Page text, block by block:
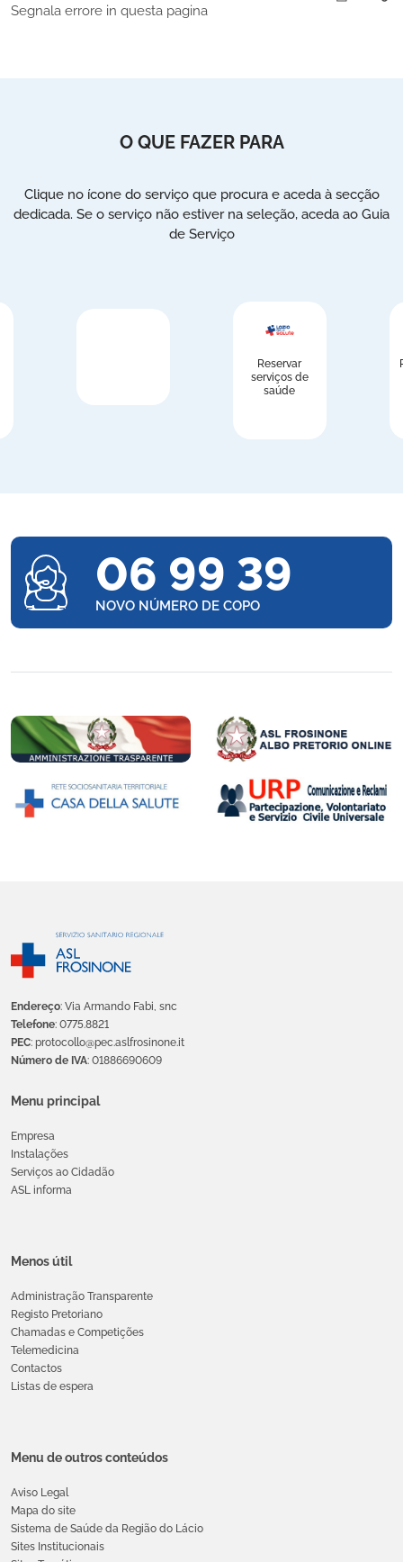
Segnala errore in questa pagina
O QUE FAZER PARA
Clique no ícone do serviço que procura e aceda à secção
dedicada. Se o serviço não estiver na seleção, aceda ao Guia
de Serviço
Reservar
serviços de
saúde
06 99 39
NOVO NÚMERO DE COPO
Endereço: Via Armando Fabi, snc
Telefone: 0775.8821
PEC: protocollo@pec.aslfrosinone.it
Número de IVA: 01886690609
Menu principal
Empresa
Instalações
Serviços ao Cidadão
ASL informa
Menos útil
Administração Transparente
Registo Pretoriano
Chamadas e Competições
Telemedicina
Contactos
Listas de espera
Menu de outros conteúdos
Aviso Legal
Mapa do site
Sistema de Saúde da Região do Lácio
Sites Institucionais